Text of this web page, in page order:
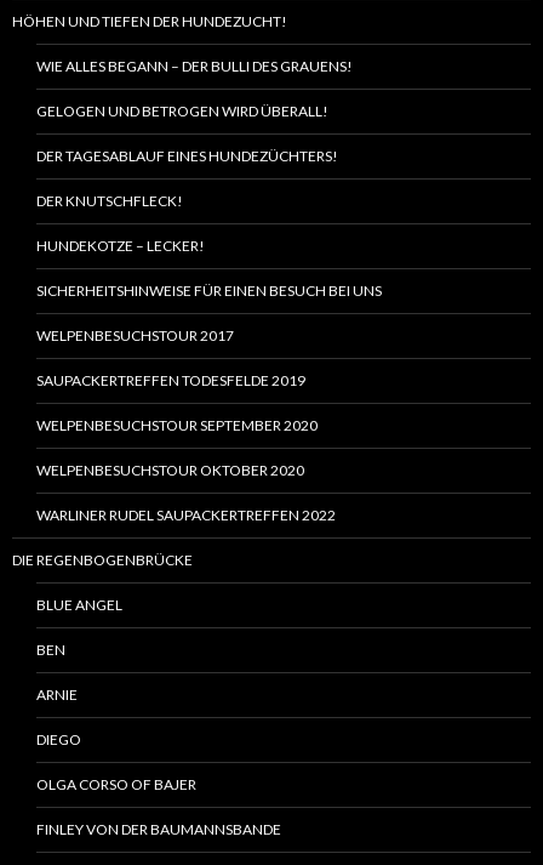
HÖHEN UND TIEFEN DER HUNDEZUCHT!
WIE ALLES BEGANN – DER BULLI DES GRAUENS!
GELOGEN UND BETROGEN WIRD ÜBERALL!
DER TAGESABLAUF EINES HUNDEZÜCHTERS!
DER KNUTSCHFLECK!
HUNDEKOTZE – LECKER!
SICHERHEITSHINWEISE FÜR EINEN BESUCH BEI UNS
WELPENBESUCHSTOUR 2017
SAUPACKERTREFFEN TODESFELDE 2019
WELPENBESUCHSTOUR SEPTEMBER 2020
WELPENBESUCHSTOUR OKTOBER 2020
WARLINER RUDEL SAUPACKERTREFFEN 2022
DIE REGENBOGENBRÜCKE
BLUE ANGEL
BEN
ARNIE
DIEGO
OLGA CORSO OF BAJER
FINLEY VON DER BAUMANNSBANDE